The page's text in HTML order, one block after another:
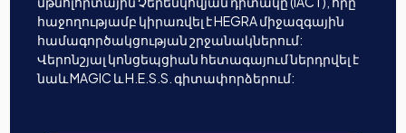
հաջողությամբ կիրառվել է HEGRA միջազգային
համագործակցության շրջանակներում:
Վերոնշյալ կոնցեպցիան հետագայում ներդրվել է
նաև MAGIC և H.E.S.S. գիտափորձերում: